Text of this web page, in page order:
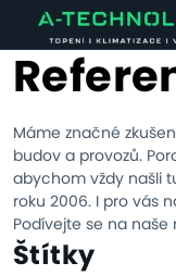
Máme značné
budov a provozů.
abychom vždy našli
roku 2006. I pro vás
Podívejte se na naše
Štítky